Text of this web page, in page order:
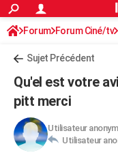
ACTUALITÉS
Politique
Société
Faits Divers
Education
Monde
Villes
+
Programme TV
Streaming
Cinéma
Sorties cinéma
Musique
FINANCE
Retraite
Impôts
Epargne
Immobilier
Risques naturels par ville
Banque
Assurance
Crédit
AUTO
Essais
Réserver un essai
Citadines
Berlines
SUV
Forum auto
HIGH-TECH
Forum Forum Ciné/tv
Sujet Précédent
Qu'el est votre
pitt merci
Utilisateur
Utilisateur